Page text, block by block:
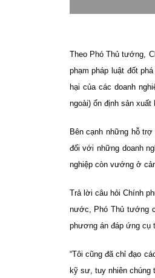
Theo Phó Thủ tướng,
phạm pháp luật đốt
hại của các doanh
ngoài) ổn định sản xuất
Bên cạnh những hỗ
đối với những doanh
nghiệp còn vướng ở
Trả lời câu hỏi Chính
nước, Phó Thủ tướng
phương án đáp ứng cụ
“Tôi cũng đã chỉ đạo
kỹ sư, tuy nhiên